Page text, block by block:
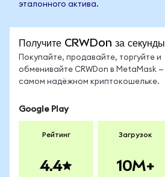
эталонного актива.
Получите CRWDon за секунды
Покупайте, продавайте, торгуйте и
обменивайте CRWDon в MetaMask —
самом надёжном криптокошельке.
Google Play
Рейтинг
4.4
Загрузок
10M+